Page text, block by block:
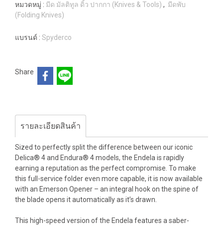
หมวดหมู่ : มีด มัลติทูล ดิ้ว ปากกา (Knives & Tools) , มีดพับ
(Folding Knives)
แบรนด์ : Spyderco
Share
รายละเอียดสินค้า
Sized to perfectly split the difference between our iconic
Delica® 4 and Endura® 4 models, the Endela is rapidly
earning a reputation as the perfect compromise. To make
this full-service folder even more capable, it is now available
with an Emerson Opener – an integral hook on the spine of
the blade opens it automatically as it’s drawn.
This high-speed version of the Endela features a saber-